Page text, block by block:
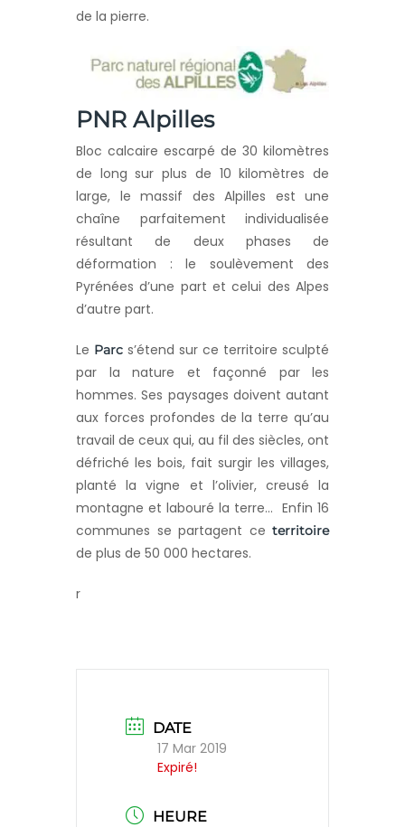
de la pierre.
PNR Alpilles
Bloc calcaire escarpé de 30 kilomètres
de long sur plus de 10 kilomètres de
large, le massif des Alpilles est une
chaîne parfaitement individualisée
résultant de deux phases de
déformation : le soulèvement des
Pyrénées d’une part et celui des Alpes
d’autre part.
Le Parc s’étend sur ce territoire sculpté
par la nature et façonné par les
hommes. Ses paysages doivent autant
aux forces profondes de la terre qu’au
travail de ceux qui, au fil des siècles, ont
défriché les bois, fait surgir les villages,
planté la vigne et l’olivier, creusé la
montagne et labouré la terre… Enfin 16
communes se partagent ce territoire
de plus de 50 000 hectares.
r
DATE
17 Mar 2019
Expiré!
HEURE